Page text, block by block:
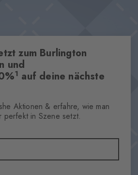
Eigenschaften
Muster
Material
zum Burlington
und
1 auf deine nächste
Aktionen & erfahre, wie man
perfekt in Szene setzt.